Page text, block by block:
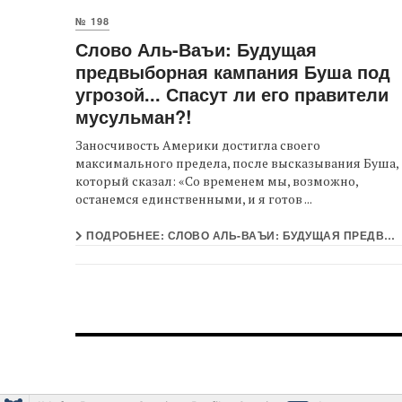
№ 198
Слово Аль-Ваъи: Будущая
предвыборная кампания Буша под
угрозой... Спасут ли его правители
мусульман?!
Заносчивость Америки достигла своего
максимального предела, после высказывания Буша,
который сказал: «Со временем мы, возможно,
останемся единственными, и я готов ...
ПОДРОБНЕЕ: СЛОВО АЛЬ-ВАЪИ: БУДУЩАЯ ПРЕДВЫБОРНАЯ КАМПАНИЯ БУША ПОД УГРОЗОЙ... СПАСУТ ЛИ ЕГО ПРАВИТЕЛИ...